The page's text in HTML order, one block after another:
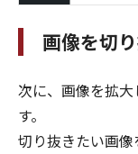
画像を切
次に、画像を拡
す。
切り抜きたい画